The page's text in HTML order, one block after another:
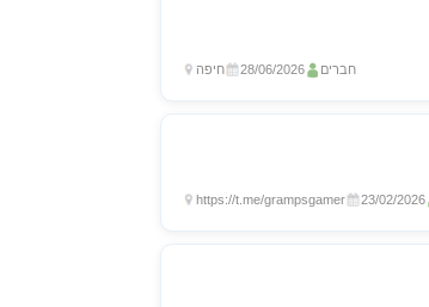
חיפה 28/06/2026 חברים
https://t.me/grampsgamer 23/02/2026